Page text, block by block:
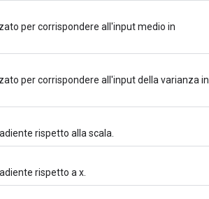
per corrispondere all'input medio in
per corrispondere all'input della varianza in
rispetto alla scala.
rispetto a x.